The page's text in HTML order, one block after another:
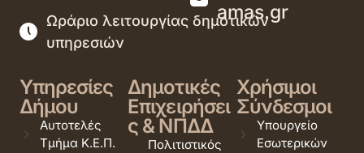
amas.gr
Ωράριο λειτουργίας δημοτικών
υπηρεσιών
Υπηρεσίες
Δήμου
Αυτοτελές
Τμήμα Κ.Ε.Π.
Δημοτικές
Επιχειρήσει
ς & ΝΠΔΔ
Πολιτιστικός
Χρήσιμοι
Σύνδεσμοι
Υπουργείο
Εσωτερικών